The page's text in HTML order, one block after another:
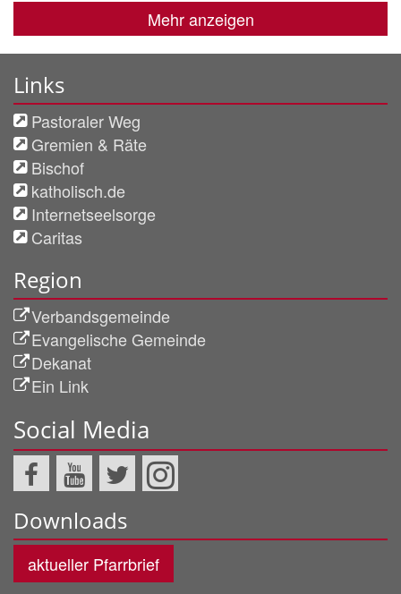
Mehr anzeigen
Links
Pastoraler Weg
Gremien & Räte
Bischof
katholisch.de
Internetseelsorge
Caritas
Region
Verbandsgemeinde
Evangelische Gemeinde
Dekanat
Ein Link
Social Media
Downloads
aktueller Pfarrbrief